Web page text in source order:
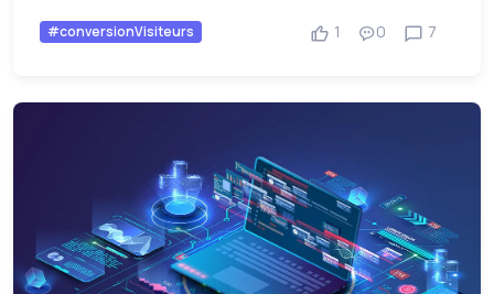
#conversionVisiteurs 1 0 7